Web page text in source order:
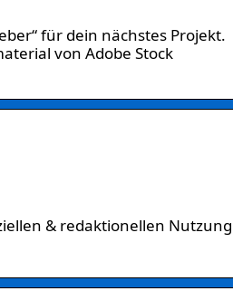
für dein nächstes Projekt.
von Adobe Stock
& redaktionellen Nutzung